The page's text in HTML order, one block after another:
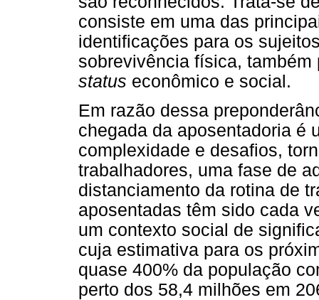
consiste em uma das
identificações para os
sobrevivência física,
status econômico e social.
Em razão dessa
chegada da aposentadoria é
complexidade e desafios,
trabalhadores, uma fase de
distanciamento da rotina de
aposentadas têm sido cada
um contexto social de
cuja estimativa para os
quase 400% da população
perto dos 58,4 milhões em